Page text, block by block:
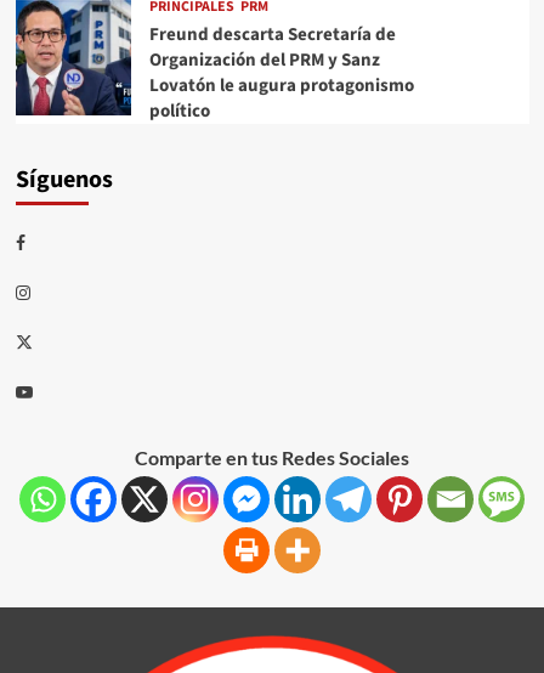
PRINCIPALES PRM
Freund descarta Secretaría de
Organización del PRM y Sanz
Lovatón le augura protagonismo
político
Síguenos
Comparte en tus Redes Sociales